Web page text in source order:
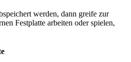
werden, dann greife zur
Festplatte arbeiten oder spielen,